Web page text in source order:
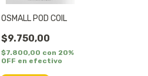
OSMALL POD COIL
$9.750,00
$7.800,00 con 20%
OFF en efectivo